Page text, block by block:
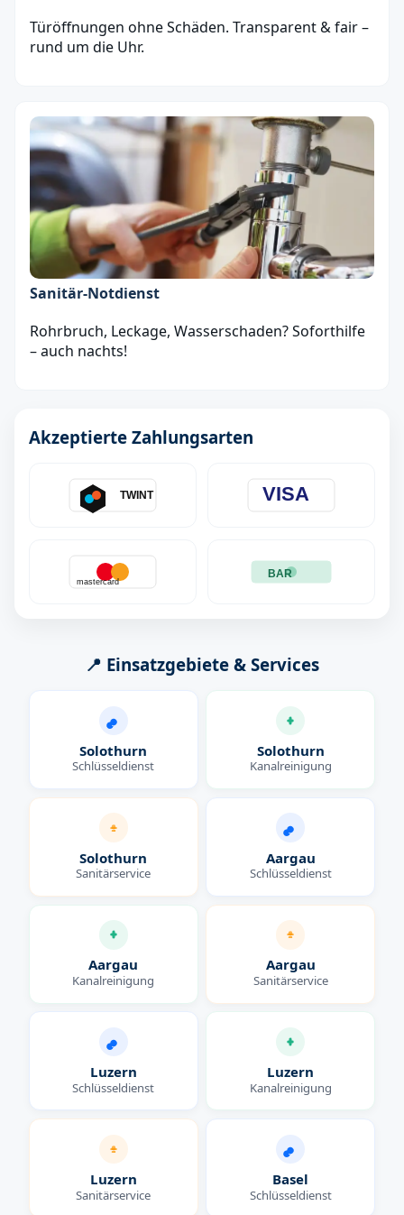
Türöffnungen ohne Schäden. Transparent & fair –
rund um die Uhr.
Sanitär‑Notdienst
Rohrbruch, Leckage, Wasserschaden? Soforthilfe
– auch nachts!
Akzeptierte Zahlungsarten
TWINT VISA
mastercard
BAR
📍 Einsatzgebiete & Services
Solothurn
Schlüsseldienst
Solothurn
Kanalreinigung
Solothurn
Sanitärservice
Aargau
Schlüsseldienst
Aargau
Kanalreinigung
Aargau
Sanitärservice
Luzern
Schlüsseldienst
Luzern
Kanalreinigung
Luzern
Sanitärservice
Basel
Schlüsseldienst